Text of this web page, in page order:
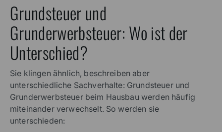
Grundsteuer und
Grunderwerbsteuer: Wo ist der
Unterschied?
Sie klingen ähnlich, beschreiben aber
unterschiedliche Sachverhalte: Grundsteuer und
Grunderwerbsteuer beim Hausbau werden häufig
miteinander verwechselt. So werden sie
unterschieden: